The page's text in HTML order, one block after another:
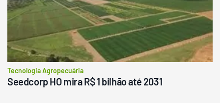
Tecnologia Agropecuária
Seedcorp HO mira R$ 1 bilhão até 2031